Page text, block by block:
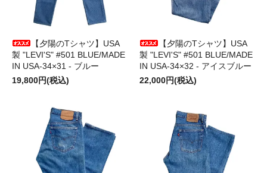
【夕陽のTシャツ】USA
製 "LEVI'S" #501 BLUE/MADE
IN USA-34×31 - ブルー
19,800円(税込)
【夕陽のTシャツ】USA
製 "LEVI'S" #501 BLUE/MADE
IN USA-34×32 - アイスブルー
22,000円(税込)